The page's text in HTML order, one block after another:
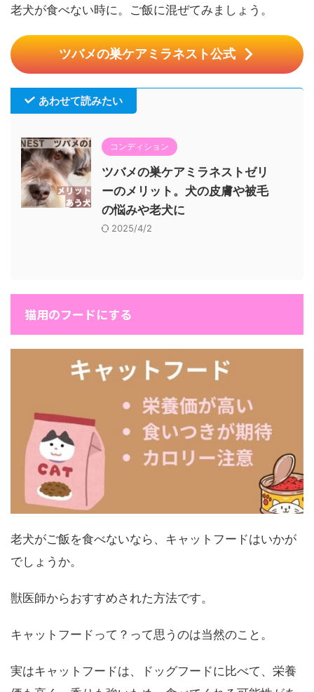
老犬が食べない時に。ご飯に混ぜてみましょう。
ツバメの巣ケアミラネスト公式
あわせて読みたい
コンディション
ツバメの巣ケアミラネストゼリ
ーのメリット。犬の皮膚や被毛
の悩みや老犬に
2025/4/2
猫用のフードにする
老犬がご飯を食べないなら、キャットフードはいかが
でしょうか。
獣医師からおすすめされた方法です。
キャットフードって？って思うのは当然のこと。
実はキャットフードは、ドッグフードに比べて、栄養